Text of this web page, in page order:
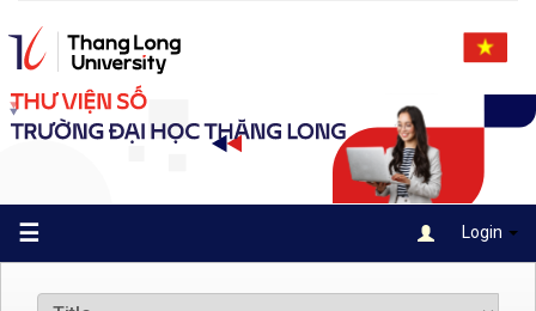
navigation
☰ Login